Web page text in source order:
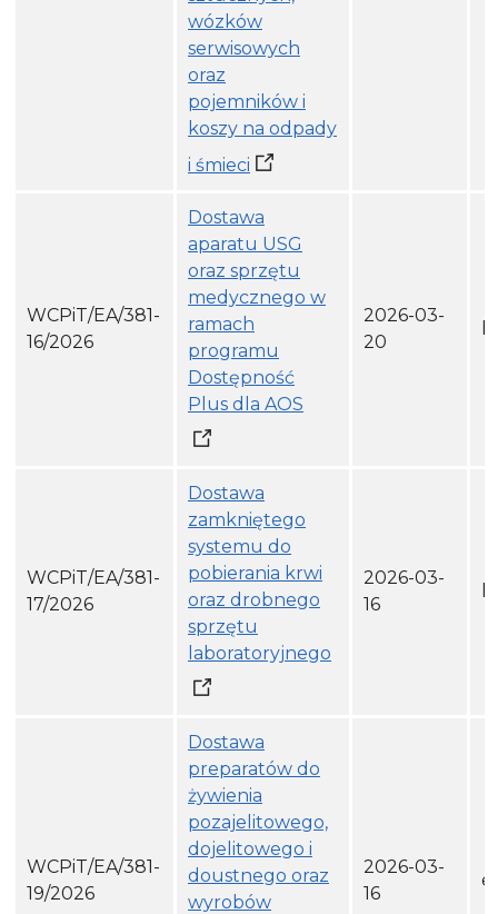
wózków
serwisowych
oraz
pojemników i
koszy na odpady
i śmieci
WCPiT/EA/381-
16/2026
Dostawa
aparatu USG
oraz sprzętu
medycznego w
ramach
programu
Dostępność
Plus dla AOS
2026-03-
20
WCPiT/EA/381-
17/2026
Dostawa
zamkniętego
systemu do
pobierania krwi
oraz drobnego
sprzętu
laboratoryjnego
2026-03-
16
WCPiT/EA/381-
19/2026
Dostawa
preparatów do
żywienia
pozajelitowego,
dojelitowego i
doustnego oraz
wyrobów
2026-03-
16